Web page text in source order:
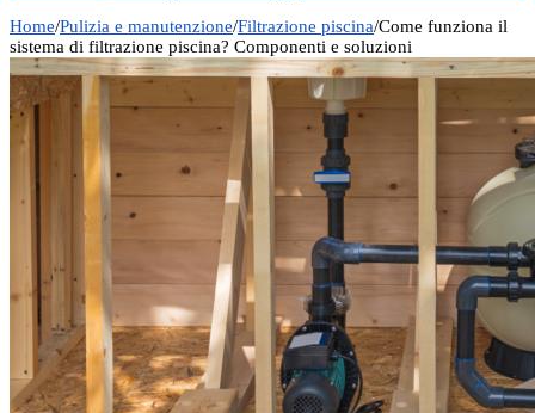
Home/Pulizia e manutenzione/Filtrazione piscina/Come funziona il
sistema di filtrazione piscina? Componenti e soluzioni